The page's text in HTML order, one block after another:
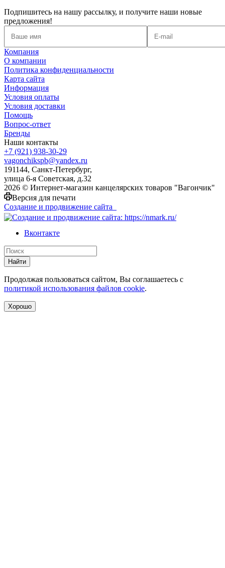
Подпишитесь на нашу рассылку, и получите наши новые
предложения!
Компания
О компании
Политика конфиденциальности
Карта сайта
Информация
Условия оплаты
Условия доставки
Помощь
Вопрос-ответ
Бренды
Наши контакты
+7 (921) 938-30-29
vagonchikspb@yandex.ru
191144, Санкт-Петербург,
улица 6-я Советская, д.32
2026 © Интернет-магазин канцелярских товаров "Вагончик"
Версия для печати
Создание и продвижение сайта
Вконтакте
Найти
Продолжая пользоваться сайтом, Вы соглашаетесь с
политикой использования файлов cookie.
Хорошо